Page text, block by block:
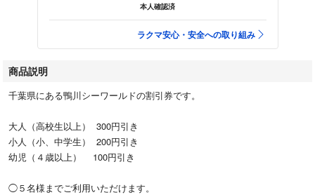
本人確認済
ラクマ安心・安全への取り組み
商品説明
千葉県にある鴨川シーワールドの割引券です。
大人（高校生以上） 300円引き
小人（小、中学生） 200円引き
幼児（４歳以上） 100円引き
◯５名様までご利用いただけます。